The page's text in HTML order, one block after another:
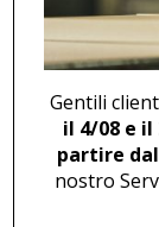
Derby F
147,00€
Gentili
il 4/08 e
partire
nostro